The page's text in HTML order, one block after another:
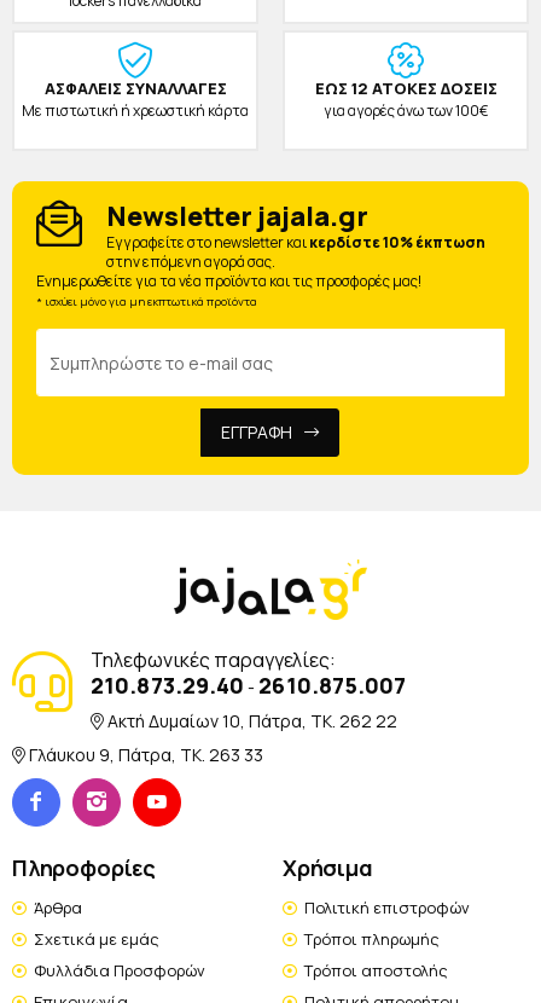
ΑΣΦΑΛΕΙΣ ΣΥΝΑΛΛΑΓΕΣ
Με πιστωτική ή χρεωστική κάρτα
ΕΩΣ 12 ΑΤΟΚΕΣ ΔΟΣΕΙΣ
για αγορές άνω των 100€
Newsletter jajala.gr
Eγγραφείτε στο newsletter καικερδίστε 10% έκπτωση
στην επόμενη αγορά σας.
Ενημερωθείτε για τα νέα προϊόντα και τις προσφορές μας!
* ισχύει μόνο για μη εκπτωτικά προϊόντα
ΕΓΓΡΑΦΗ
Τηλεφωνικές παραγγελίες:
210.873.29.40 - 2610.875.007
Ακτή Δυμαίων 10, Πάτρα, TK. 262 22
Γλάυκου 9, Πάτρα, TK. 263 33
Πληροφορίες
Άρθρα
Σχετικά με εμάς
Φυλλάδια Προσφορών
Χρήσιμα
Πολιτική επιστροφών
Τρόποι πληρωμής
Τρόποι αποστολής